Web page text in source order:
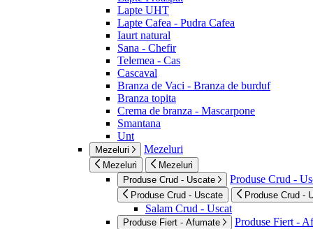
Lapte UHT
Lapte Cafea - Pudra Cafea
Iaurt natural
Sana - Chefir
Telemea - Cas
Cascaval
Branza de Vaci - Branza de burduf
Branza topita
Crema de branza - Mascarpone
Smantana
Unt
Mezeluri Mezeluri
Mezeluri
Mezeluri
Produse Crud - Uscate
Produse Crud -
Produse Crud - Uscate Produse Crud -
Salam Crud - Uscat
Produse Fiert - Afumate Produse Fiert -